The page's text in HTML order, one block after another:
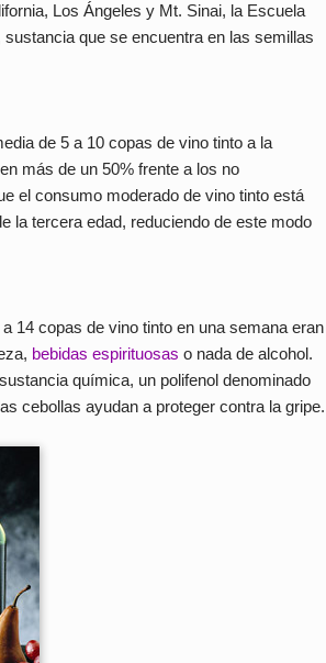
Los Ángeles y Mt. Sinai, la Escuela
que se encuentra en las semillas
de 5 a 10 copas de vino tinto a la
más de un 50% frente a los no
el consumo moderado de vino tinto está
la tercera edad, reduciendo de este modo
14 copas de vino tinto en una semana eran
bebidas espirituosas o nada de alcohol.
química, un polifenol denominado
cebollas ayudan a proteger contra la gripe.